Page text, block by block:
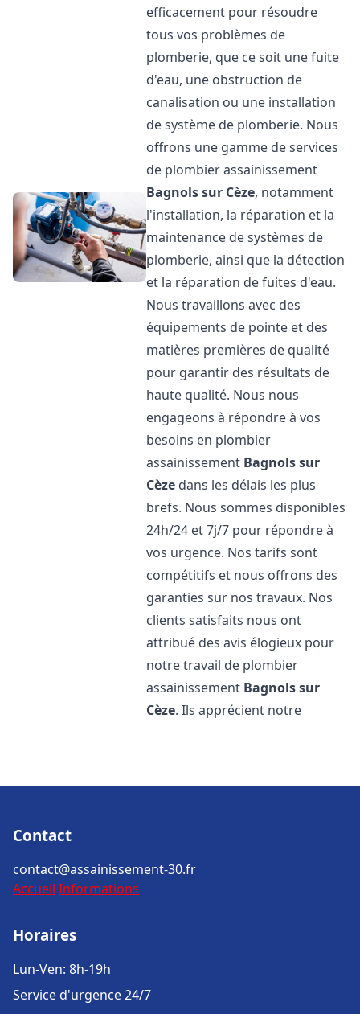
efficacement pour résoudre
tous vos problèmes de
plomberie, que ce soit une fuite
d'eau, une obstruction de
canalisation ou une installation
de système de plomberie. Nous
offrons une gamme de services
de plombier assainissement
Bagnols sur Cèze, notamment
l'installation, la réparation et la
maintenance de systèmes de
plomberie, ainsi que la détection
et la réparation de fuites d'eau.
Nous travaillons avec des
équipements de pointe et des
matières premières de qualité
pour garantir des résultats de
haute qualité. Nous nous
engageons à répondre à vos
besoins en plombier
assainissement Bagnols sur
Cèze dans les délais les plus
brefs. Nous sommes disponibles
24h/24 et 7j/7 pour répondre à
vos urgence. Nos tarifs sont
compétitifs et nous offrons des
garanties sur nos travaux. Nos
clients satisfaits nous ont
attribué des avis élogieux pour
notre travail de plombier
assainissement Bagnols sur
Cèze. Ils apprécient notre
Contact
contact@assainissement-30.fr
Accueil Informations
Horaires
Lun-Ven: 8h-19h
Service d'urgence 24/7